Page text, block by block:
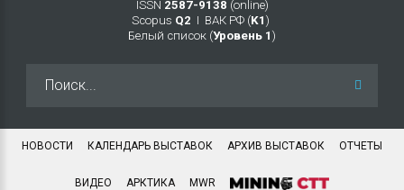
ISSN 2587-9138 (online)
Scopus Q2 Ι ВАК РФ (K1 )
Белый список (Уровень 1 )
НОВОСТИ КАЛЕНДАРЬ ВЫСТАВОК АРХИВ ВЫСТАВОК ОТЧЕТЫ
ВИДЕО АРКТИКА MWR